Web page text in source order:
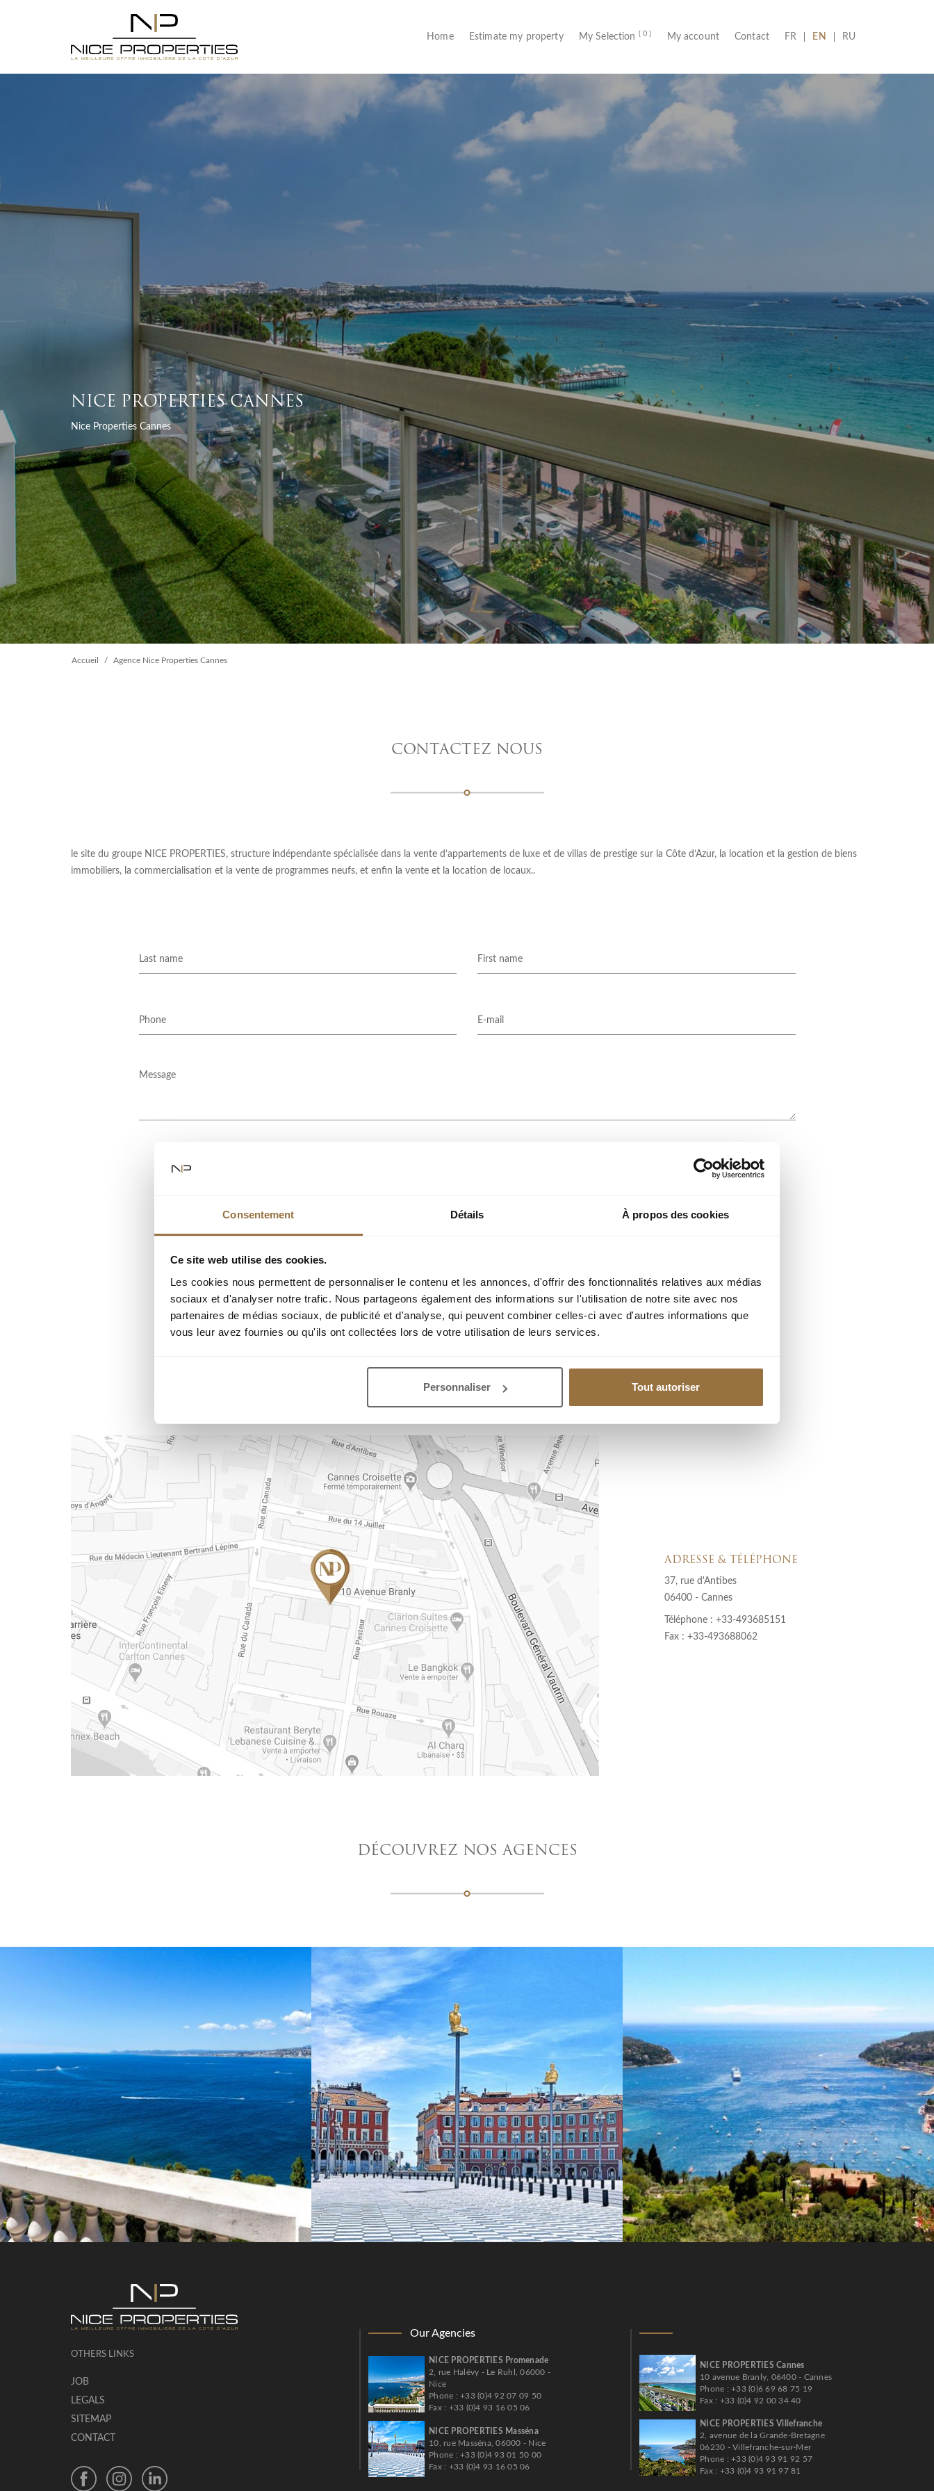
Consentement Détails À propos des cookies
Ce site web utilise des cookies.
Les cookies nous permettent de personnaliser le contenu et les annonces, d'offrir des fonctionnalités relatives aux médias
sociaux et d'analyser notre trafic. Nous partageons également des informations sur l'utilisation de notre site avec nos
partenaires de médias sociaux, de publicité et d'analyse, qui peuvent combiner celles-ci avec d'autres informations que
vous leur avez fournies ou qu'ils ont collectées lors de votre utilisation de leurs services.
Personnaliser Tout autoriser
Home(current)Estimate my property My Selection ( 0 ) My account Contact FR (CURRENT)
EN RU
Accueil Agence Nice Properties Cannes
NICE PROPERTIES CANNES
Nice Properties Cannes
CONTACTEZ NOUS
le site du groupe NICE PROPERTIES, structure indépendante spécialisée dans la vente d’appartements de luxe et de villas de prestige sur la Côte d’Azur, la location et la gestion de biens
immobiliers, la commercialisation et la vente de programmes neufs, et enfin la vente et la location de locaux..
Send message
EMPLACEMENT DE L’AGENCE
ADRESSE & TÉLÉPHONE
37, rue d'Antibes
06400 - Cannes
Téléphone : +33-493685151
Fax : +33-493688062
DÉCOUVREZ NOS AGENCES
OTHERS LINKS
JOB
LEGALS
SITEMAP
CONTACT
Our Agencies
NICE PROPERTIES Promenade
2, rue Halévy - Le Ruhl, 06000 -
Nice
Phone : +33 (0)4 92 07 09 50
Fax : +33 (0)4 93 16 05 06
NICE PROPERTIES Masséna
10, rue Masséna, 06000 - Nice
Phone : +33 (0)4 93 01 50 00
Fax : +33 (0)4 93 16 05 06
NICE PROPERTIES Cannes
10 avenue Branly, 06400 - Cannes
Phone : +33 (0)6 69 68 75 19
Fax : +33 (0)4 92 00 34 40
NICE PROPERTIES Villefranche
2, avenue de la Grande-Bretagne
06230 - Villefranche-sur-Mer
Phone : +33 (0)4 93 91 92 57
Fax : +33 (0)4 93 91 97 81